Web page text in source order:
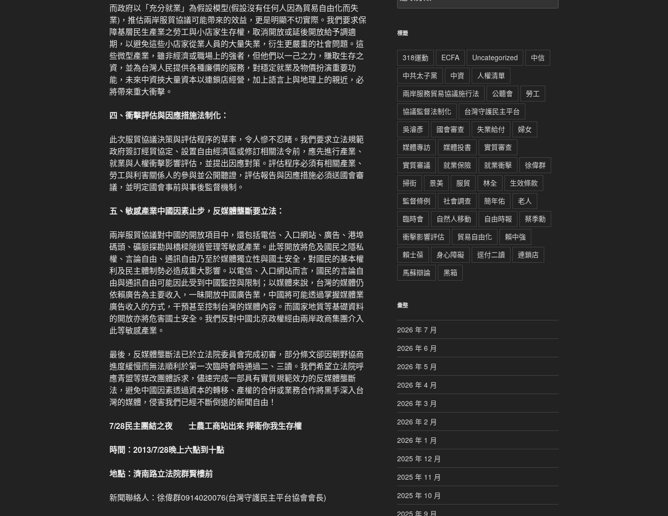
而政府以「充分就業」為假設模型(假設沒有任何人因為貿易自由化而失
業)，推估兩岸服貿協議可能帶來的效益，更是明顯不切實際。我們要求保
障基層民生產業之勞工與小店家生存權，取消開放或延後開放給予調適
期，以避免這些小店家從業人員的大量失業，衍生更嚴重的社會問題。這
些微型產業，雖非經濟或職場上的強者，但他們以一己之力，賺取生存之
資，並為台灣人民提供各種廉價的服務，對穩定就業及物價扮演重要功
能，未來中資挾大量資本以連鎖店經營，加上語言上與地理上的親近，必
將帶來重大衝擊。
四、衝擊評估與因應措施法制化：
此次服貿協議決策與評估程序的草率，令人慘不忍睹。我們要求立法規範
政府簽訂經貿協定、設置自由經濟區或修訂相關法令前，應先進行產業、
就業與人權衝擊影響評估，並提出因應對策。評估程序必須有相關產業、
勞工與利害關係人的參與並公開聽證，評估報告與因應措施必須送國會審
議，並明定國會事前與事後監督機制。
五、敏感產業中國因素止步，反媒體壟斷要立法：
兩岸服貿協議對中國的開放項目中，還包括電信、入口網站、廣告、港埠
碼頭、礦脈探勘與橋樑隧道管理等敏感產業。此等開放將危及國民之隱私
權、言論自由、通訊自由乃至於媒體獨立性與國土安全，對國民的基本權
利及民主體制勢必造成重大影響。以電信、入口網站而言，國民的言論自
由與通訊自由可能因此受到中國監控與限制；以媒體來說，台灣的媒體仍
依賴廣告為主要收入，一昧開放中國廣告業，中國將可能透過掌握媒體業
廣告收入的方式，干預甚至控制台灣的媒體內容。而國家地質等基礎資料
的開放亦將危害國土安全。我們反對中國北京政權經由兩岸政商集團介入
此等敏感產業。
最後，反媒體壟斷法已於立法院委員會完成初審，部分條文卻因朝野協商
進度緩慢而無法順利於第一次臨時會時通過二、三讀。我們希望立法院呼
應青盟等媒改團體訴求，儘速完成一部具有實質規範效力的反媒體壟斷
法，避免中國因素透過資本的轉移、產權的合併或業務合作將黑手深入台
灣的媒體，侵害我們已經不斷倒退的新聞自由！
7/28民主團結之夜 士農工商站出來 捍衛你我生存權
時間：2013/7/28晚上六點到十點
地點：濟南路立法院群賢樓前
新聞聯絡人：徐偉群0914020076(台灣守護民主平台協會會長)
分
標籤
318運動 ECFA Uncategorized
中信
中共太子黨
中資
人權清單
兩岸服務貿易協議施行法
公聽會
勞工
協議監督法制化
台灣守護民主平台
吳濬彥
國會審查 失業給付
婦女
媒體專訪
媒體投書
實質審查
實質審議
就業保險 就業衝擊
徐偉群
掃街
景美 服貿 林全
生效條款
監督條例
社會調查 簡年佑
老人
臨時會
自然人移動 自由時報
蔡季勳
衝擊影響評估
貿易自由化
賴中強
賴士葆
身心障礙 逕付二讀
連鎖店
馬蘇辯論
黑箱
彙整
2026 年 7 月
2026 年 6 月
2026 年 5 月
2026 年 4 月
2026 年 3 月
2026 年 2 月
2026 年 1 月
2025 年 12 月
2025 年 11 月
2025 年 10 月
2025 年 9 月